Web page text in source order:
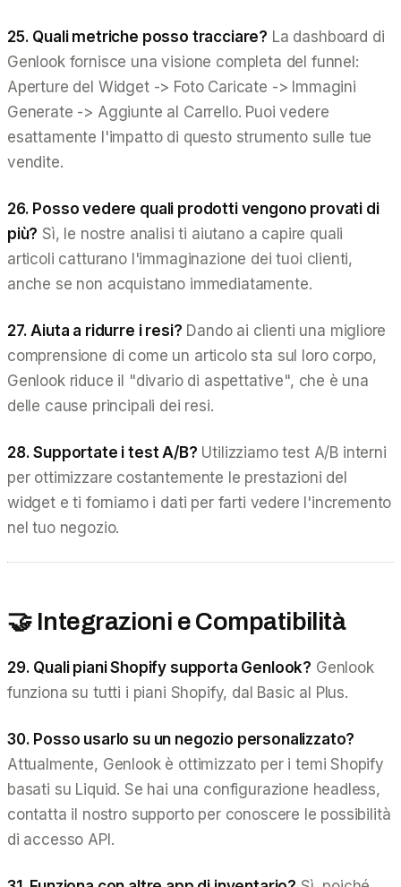
25. Quali metriche posso tracciare? La dashboard di
Genlook fornisce una visione completa del funnel:
Aperture del Widget -> Foto Caricate -> Immagini
Generate -> Aggiunte al Carrello. Puoi vedere
esattamente l'impatto di questo strumento sulle tue
vendite.
26. Posso vedere quali prodotti vengono provati di
più? Sì, le nostre analisi ti aiutano a capire quali
articoli catturano l'immaginazione dei tuoi clienti,
anche se non acquistano immediatamente.
27. Aiuta a ridurre i resi? Dando ai clienti una migliore
comprensione di come un articolo sta sul loro corpo,
Genlook riduce il "divario di aspettative", che è una
delle cause principali dei resi.
28. Supportate i test A/B? Utilizziamo test A/B interni
per ottimizzare costantemente le prestazioni del
widget e ti forniamo i dati per farti vedere l'incremento
nel tuo negozio.
🤝 Integrazioni e Compatibilità
29. Quali piani Shopify supporta Genlook? Genlook
funziona su tutti i piani Shopify, dal Basic al Plus.
30. Posso usarlo su un negozio personalizzato?
Attualmente, Genlook è ottimizzato per i temi Shopify
basati su Liquid. Se hai una configurazione headless,
contatta il nostro supporto per conoscere le possibilità
di accesso API.